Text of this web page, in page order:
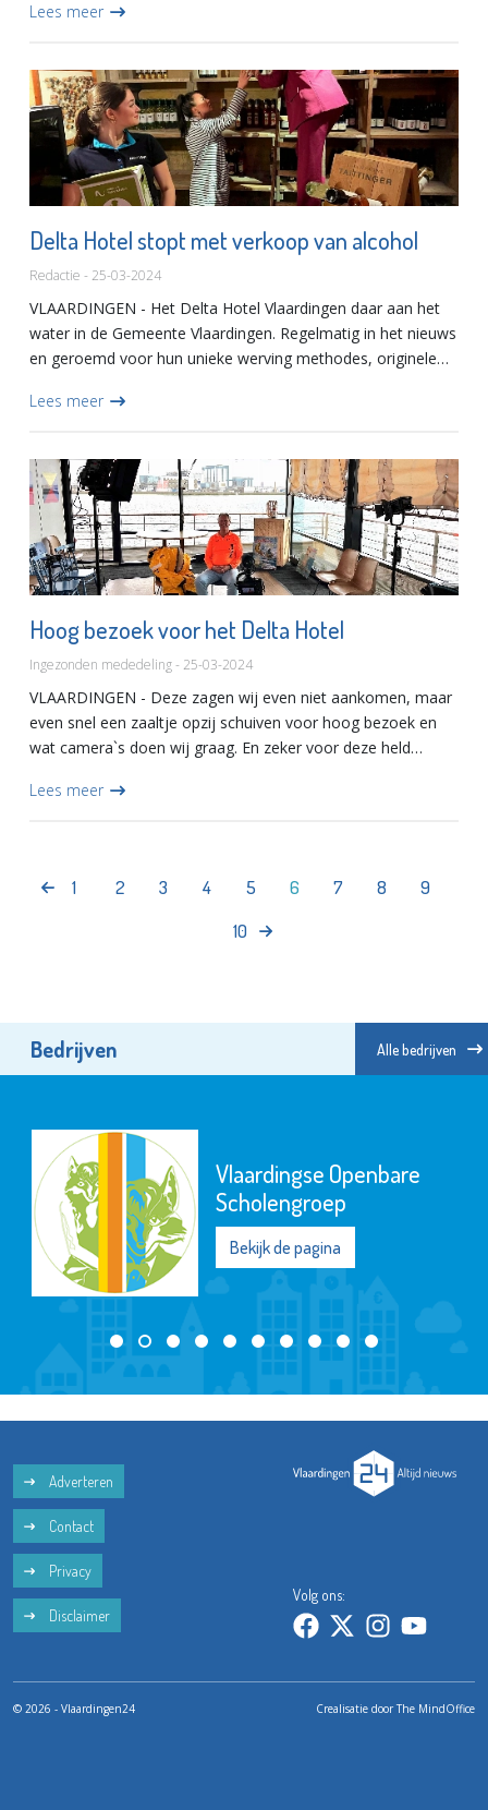
vori...
Lees meer
Delta Hotel stopt met verkoop van alcohol
Redactie - 25-03-2024
VLAARDINGEN - Het Delta Hotel Vlaardingen daar aan het
water in de Gemeente Vlaardingen. Regelmatig in het nieuws
en geroemd voor hun unieke werving methodes, originele
keer...
Lees meer
Hoog bezoek voor het Delta Hotel
Ingezonden mededeling - 25-03-2024
VLAARDINGEN - Deze zagen wij even niet aankomen, maar
even snel een zaaltje opzij schuiven voor hoog bezoek en
wat camera`s doen wij graag. En zeker voor deze held
Bouscholt...
Lees meer
1 2 3 4 5 6 7 8
9
10
Bedrijven Alle bedrijven
Vlaardingse Openbare
Scholengroep
Bekijk de pagina
Adverteren
Contact
Privacy
Disclaimer
Volg ons:
© 2026 - Vlaardingen24 Crealisatie doorThe MindOffice